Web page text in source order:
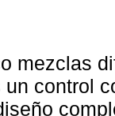
mezclas
control